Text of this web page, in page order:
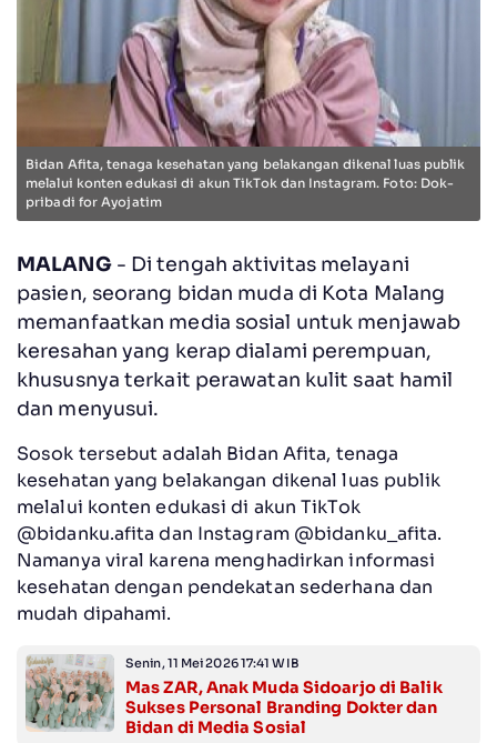
Bidan Afita, tenaga kesehatan yang belakangan dikenal luas publik
melalui konten edukasi di akun TikTok dan Instagram. Foto: Dok-
pribadi for Ayojatim
MALANG- Di tengah aktivitas melayani
pasien, seorang bidan muda di Kota Malang
memanfaatkan media sosial untuk menjawab
keresahan yang kerap dialami perempuan,
khususnya terkait perawatan kulit saat hamil
dan menyusui.
Sosok tersebut adalah Bidan Afita, tenaga
kesehatan yang belakangan dikenal luas publik
melalui konten edukasi di akun TikTok
@bidanku.afita dan Instagram @bidanku_afita.
Namanya viral karena menghadirkan informasi
kesehatan dengan pendekatan sederhana dan
mudah dipahami.
Senin, 11 Mei 2026 17:41 WIB
Mas ZAR, Anak Muda Sidoarjo di Balik
Sukses Personal Branding Dokter dan
Bidan di Media Sosial